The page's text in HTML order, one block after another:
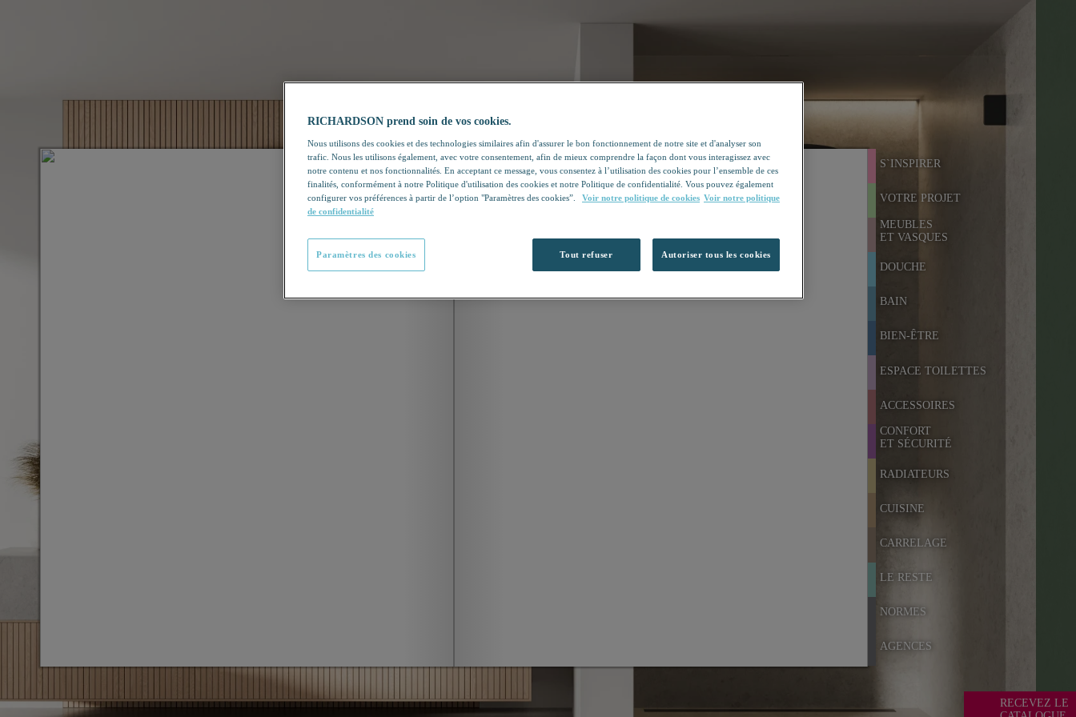
S`INSPIRER
VOTRE PROJET
MEUBLES
ET VASQUES
DOUCHE
BAIN
BIEN-ÊTRE
ESPACE TOILETTES
ACCESSOIRES
CONFORT
ET SÉCURITÉ
RADIATEURS
CUISINE
CARRELAGE
LE RESTE
NORMES
AGENCES
RECEVEZ LE
RICHARDSON prend soin de vos cookies.
Nous utilisons des cookies et des technologies similaires afin d'assurer le bon fonctionnement de notre site et d'analyser son
trafic. Nous les utilisons également, avec votre consentement, afin de mieux comprendre la façon dont vous interagissez avec
notre contenu et nos fonctionnalités. En acceptant ce message, vous consentez à l’utilisation des cookies pour l’ensemble de ces
finalités, conformément à notre Politique d'utilisation des cookies et notre Politique de confidentialité. Vous pouvez également
configurer vos préférences à partir de l’option "Paramètres des cookies”.
Voir notre politique de cookies Voir notre politique
de confidentialité
Tout refuser Autoriser tous les cookies
Paramètres des cookies